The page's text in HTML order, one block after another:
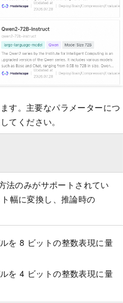
す。主要なパラメーターにつ
てください。
法のみがサポートされてい
幅に変換し、推論時の
を 8 ビットの整数表現に量
を 4 ビットの整数表現に量